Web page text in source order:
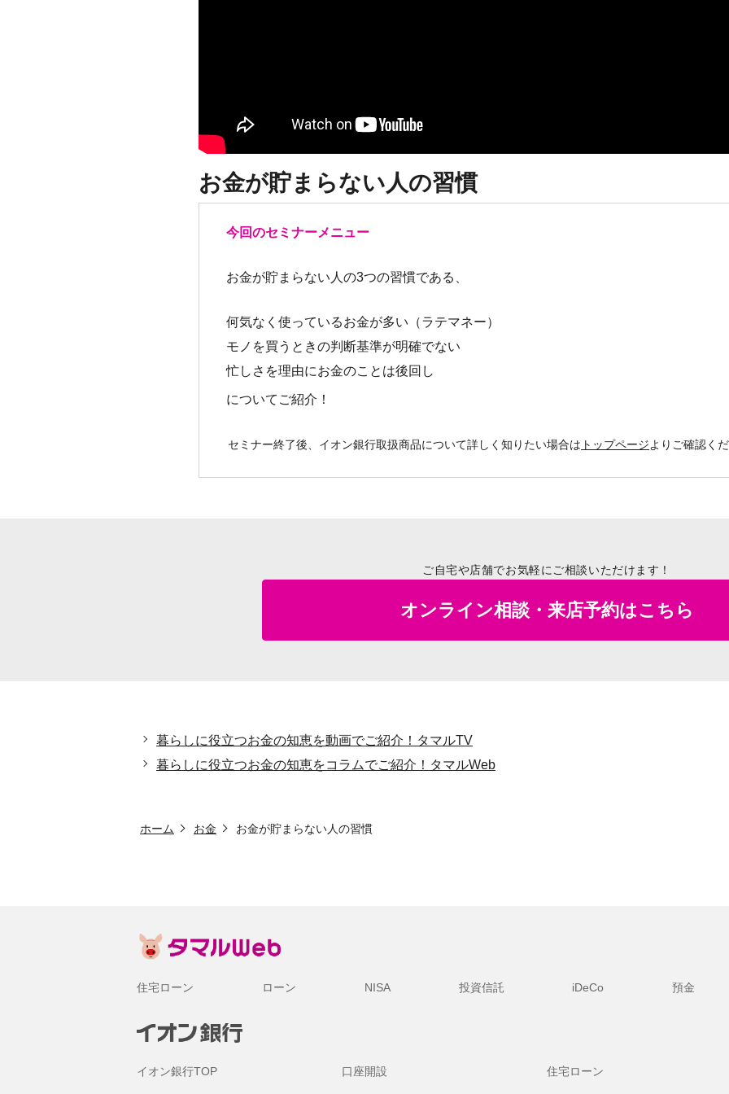
お金が貯まらない人の習慣
今回のセミナーメニュー
お金が貯まらない人の3つの習慣である、
何気なく使っているお金が多い（ラテマネー）
モノを買うときの判断基準が明確でない
忙しさを理由にお金のことは後回し
についてご紹介！
セミナー終了後、イオン銀行取扱商品について詳しく知りたい場合は トップページよりご確認く
ご自宅や店舗でお気軽にご相談いただけます！
オンライン相談・来店予約はこちら
暮らしに役立つお金の知恵を動画でご紹介！タマルTV
暮らしに役立つお金の知恵をコラムでご紹介！タマルWeb
ホーム お金 お金が貯まらない人の習慣
住宅ローン ローン NISA 投資信託 iDeCo 預金
イオン銀行TOP 口座開設 住宅ローン